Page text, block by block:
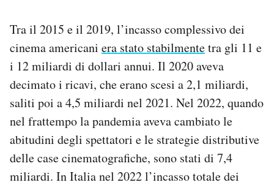
Tra il 2015 e il 2019, l’incasso complessivo dei
cinema americani era stato stabilmentetra gli 11 e
i 12 miliardi di dollari annui. Il 2020 aveva
decimato i ricavi, che erano scesi a 2,1 miliardi,
saliti poi a 4,5 miliardi nel 2021. Nel 2022, quando
nel frattempo la pandemia aveva cambiato le
abitudini degli spettatori e le strategie distributive
delle case cinematografiche, sono stati di 7,4
miliardi. In Italia nel 2022 l’incasso totale dei